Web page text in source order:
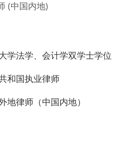
(中国内地)
学法学、会计学双学士学位
和国执业律师
地律师（中国内地）